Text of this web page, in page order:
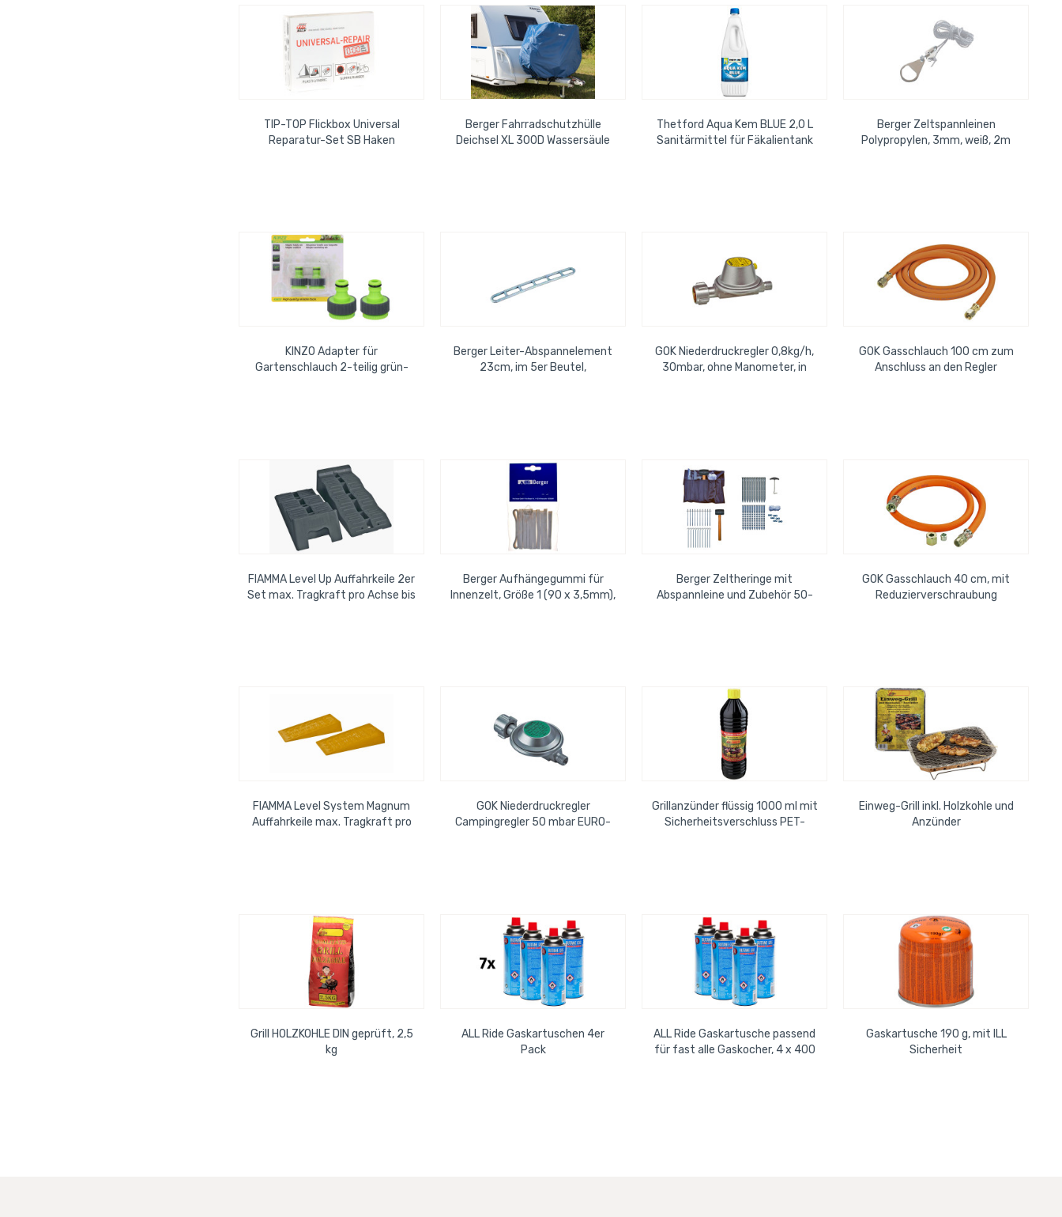
TIP-TOP Flickbox Universal
Reparatur-Set SB Haken
Berger Fahrradschutzhülle
Deichsel XL 300D Wassersäule
Thetford Aqua Kem BLUE 2,0 L
Sanitärmittel für Fäkalientank
Berger Zeltspannleinen
Polypropylen, 3mm, weiß, 2m
KINZO Adapter für
Gartenschlauch 2-teilig grün-
Berger Leiter-Abspannelement
23cm, im 5er Beutel,
GOK Niederdruckregler 0,8kg/h,
30mbar, ohne Manometer, in
GOK Gasschlauch 100 cm zum
Anschluss an den Regler
FIAMMA Level Up Auffahrkeile 2er
Set max. Tragkraft pro Achse bis
Berger Aufhängegummi für
Innenzelt, Größe 1 (90 x 3,5mm),
Berger Zeltheringe mit
Abspannleine und Zubehör 50-
GOK Gasschlauch 40 cm, mit
Reduzierverschraubung
FIAMMA Level System Magnum
Auffahrkeile max. Tragkraft pro
GOK Niederdruckregler
Campingregler 50 mbar EURO-
Grillanzünder flüssig 1000 ml mit
Sicherheitsverschluss PET-
Einweg-Grill inkl. Holzkohle und
Anzünder
Grill HOLZKOHLE DIN geprüft, 2,5
kg
ALL Ride Gaskartuschen 4er
Pack
ALL Ride Gaskartusche passend
für fast alle Gaskocher, 4 x 400
Gaskartusche 190 g, mit ILL
Sicherheit